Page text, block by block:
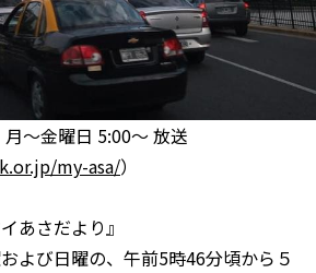
～金曜日 5:00～ 放送
my-asa/）
あさだより』
よび日曜の、午前5時46分頃から５